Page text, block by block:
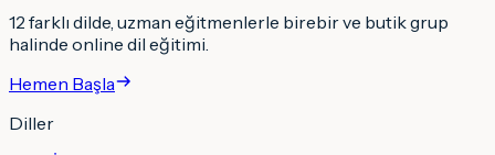
12 farklı dilde, uzman eğitmenlerle birebir ve butik grup
halinde online dil eğitimi.
Hemen Başla
Diller